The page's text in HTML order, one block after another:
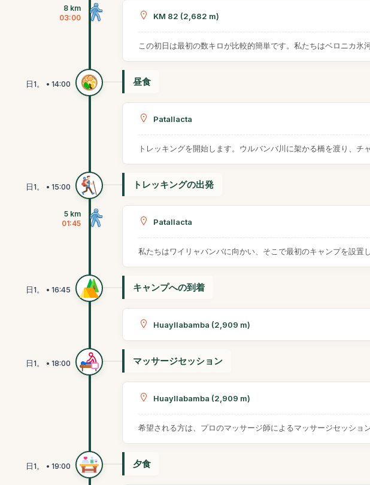
8 km
03:00
KM 82 (2,682 m)
この初日は最初の数キロが比較的簡単です。私たちはベロニカ
昼食
Patallacta
トレッキングを開始します。ウルバンバ川に架かる橋を渡り、チ
トレッキングの出発
5 km
01:45
Patallacta
私たちはワイリャバンバに向かい、そこで最初のキャンプを設置し
キャンプへの到着
Huayllabamba (2,909 m)
マッサージセッション
Huayllabamba (2,909 m)
希望される方は、プロのマッサージ師によるマッサージセッショ
夕食